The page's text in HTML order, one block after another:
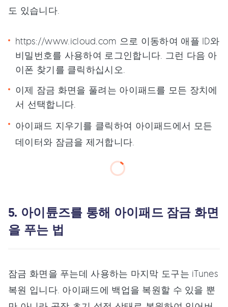
도 있습니다.
https://www.icloud.com 으로 이동하여 애플 ID와
비밀번호를 사용하여 로그인합니다. 그런 다음 아
이폰 찾기를 클릭하십시오.
이제 잠금 화면을 풀려는 아이패드를 모든 장치에
서 선택합니다.
아이패드 지우기를 클릭하여 아이패드에서 모든
데이터와 잠금을 제거합니다.
5. 아이튠즈를 통해 아이패드 잠금 화면
을 푸는 법
잠금 화면을 푸는데 사용하는 마지막 도구는 iTunes
복원 입니다. 아이패드에 백업을 복원할 수 있을 뿐